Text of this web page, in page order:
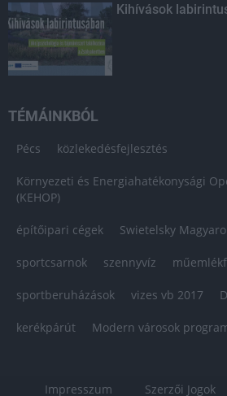
Kihívások
TÉMÁINKBÓL
Pécs közlekedésfejlesztés
Környezeti és Energiahatékonysági
(KEHOP)
építőipari cégek Swietelsky
sportcsarnok szennyvíz
sportberuházások vizes vb 2017
kerékpárút Modern városok
Impresszum Szerzői Jogok